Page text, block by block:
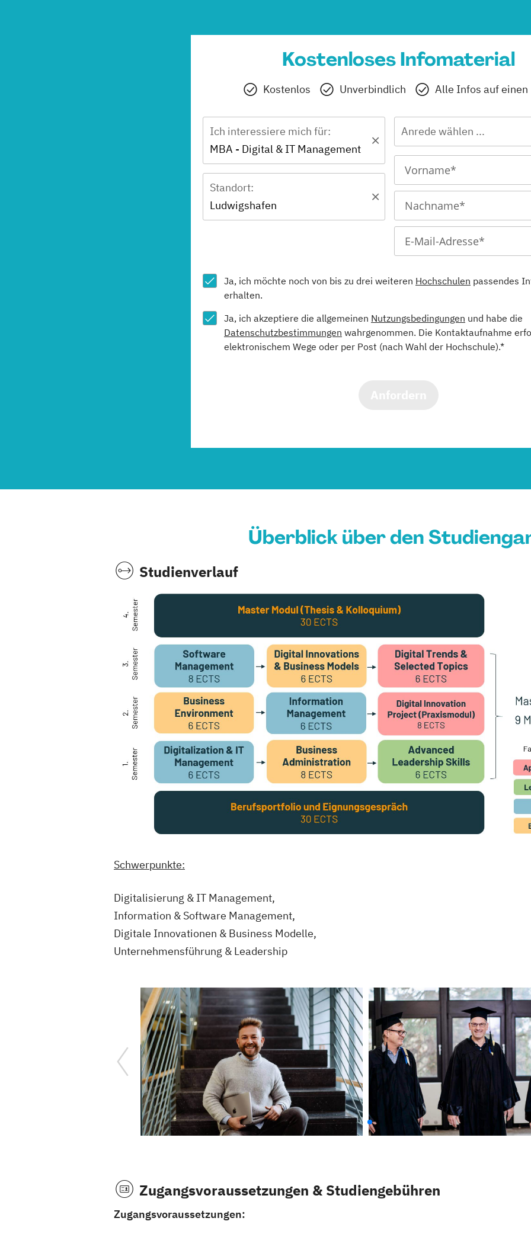
Kostenloses Infomaterial
Kostenlos Unverbindlich Alle Infos auf einen
Ich interessiere mich für:
MBA - Digital & IT Management
Standort:
Ludwigshafen
Anrede wählen ...
Ja, ich möchte noch von bis zu drei weiteren Hochschulen passendes
erhalten.
Ja, ich akzeptiere die allgemeinen Nutzungsbedingungen und habe die
Datenschutzbestimmungen wahrgenommen. Die Kontaktaufnahme
elektronischem Wege oder per Post (nach Wahl der Hochschule).*
Überblick über den
Studienverlauf
Schwerpunkte:
Digitalisierung & IT Management,
Information & Software Management,
Digitale Innovationen & Business Modelle,
Unternehmensführung & Leadership
Zugangsvoraussetzungen & Studiengebühren
Zugangsvoraussetzungen: